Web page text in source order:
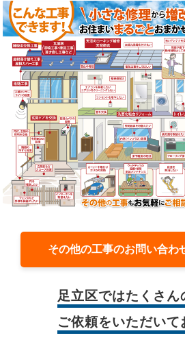
その他の工事のお問い合
足立区ではたくさん
ご依頼をいただいて